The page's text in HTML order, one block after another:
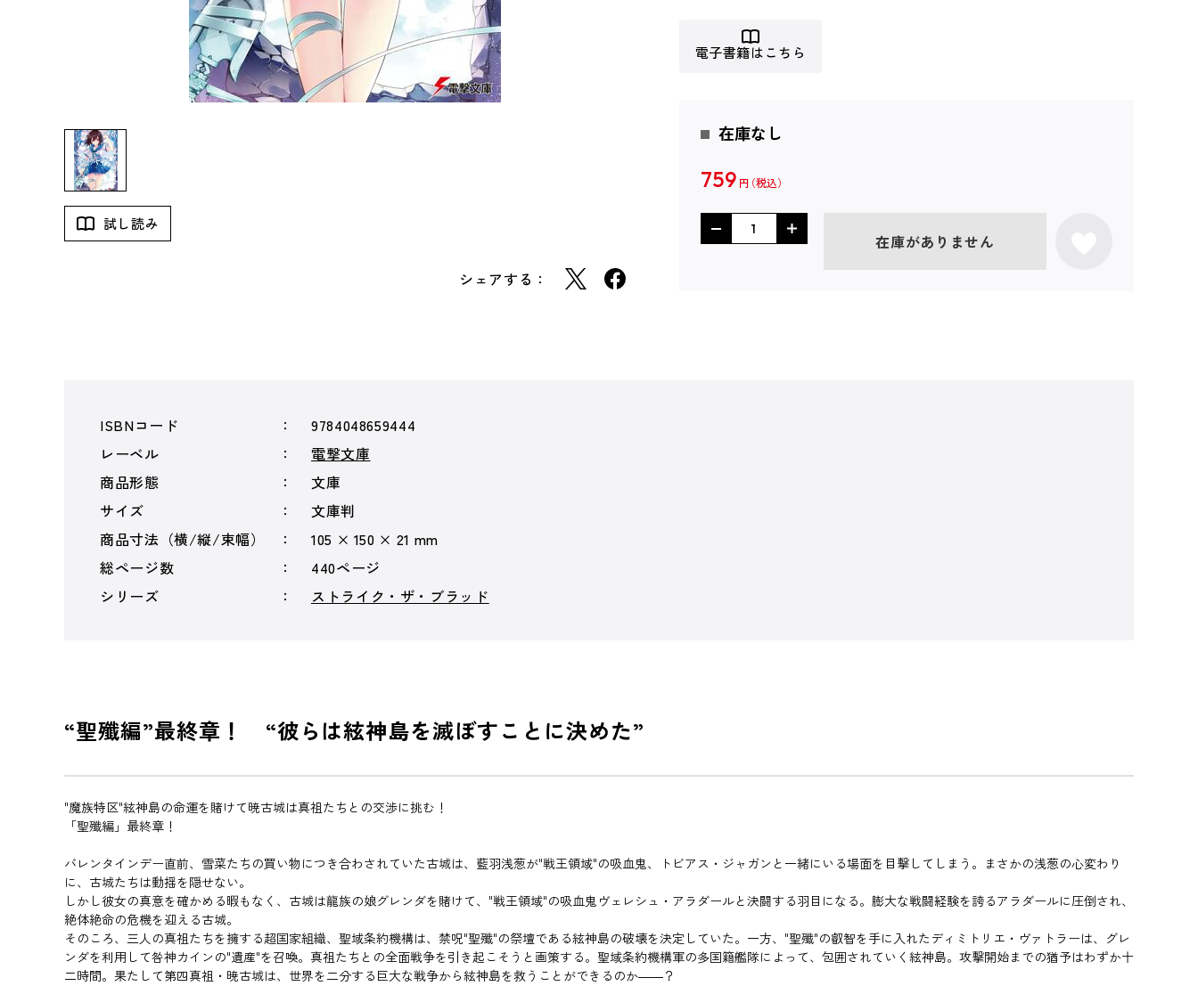
試し読み
シェアする：
電子書籍はこちら
在庫なし
759 円
在庫がありません
ISBNコード
9784048659444
レーベル
電撃文庫
商品形態
文庫
サイズ
文庫判
商品寸法（横/縦/束幅）
105 × 150 × 21 mm
総ページ数
440ページ
シリーズ
ストライク・ザ・ブラッド
“聖殲編”最終章！ “彼らは絃神島を滅ぼすことに決めた”
"魔族特区"絃神島の命運を賭けて暁古城は真祖たちとの交渉に挑む！
「聖殲編」最終章！
バレンタインデー直前、雪菜たちの買い物につき合わされていた古城は、藍羽浅葱が"戦王領域"の吸血鬼、トビアス・ジャガンと一緒にいる場面を目撃してしまう。まさかの浅葱の心変わり
に、古城たちは動揺を隠せない。
しかし彼女の真意を確かめる暇もなく、古城は龍族の娘グレンダを賭けて、"戦王領域"の吸血鬼ヴェレシュ・アラダールと決闘する羽目になる。膨大な戦闘経験を誇るアラダールに圧倒され、
絶体絶命の危機を迎える古城。
そのころ、三人の真祖たちを擁する超国家組織、聖域条約機構は、禁呪"聖殲"の祭壇である絃神島の破壊を決定していた。一方、"聖殲"の叡智を手に入れたディミトリエ・ヴァトラーは、グレ
ンダを利用して咎神カインの"遺産"を召喚。真祖たちとの全面戦争を引き起こそうと画策する。聖域条約機構軍の多国籍艦隊によって、包囲されていく絃神島。攻撃開始までの猶予はわずか十
二時間。果たして第四真祖・暁古城は、世界を二分する巨大な戦争から絃神島を救うことができるのか――？